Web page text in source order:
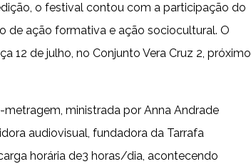
o festival contou com a participação do
de ação formativa e ação sociocultural. O
12 de julho, no Conjunto Vera Cruz 2, próximo
ministrada por Anna Andrade
audiovisual, fundadora da Tarrafa
horária de3 horas/dia, acontecendo